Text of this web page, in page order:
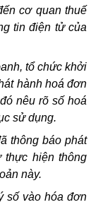
cơ quan thuế
tin điện tử của
tổ chức khởi
hành hoá đơn
nêu rõ số hoá
sử dụng.
thông báo phát
thực hiện thông
này.
số vào hóa đơn